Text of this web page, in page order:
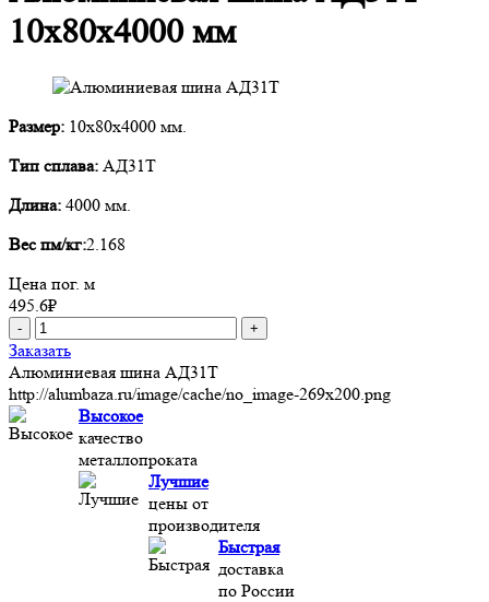
10х80х4000 мм
Размер: 10х80х4000 мм.
Тип сплава: АД31Т
Длина: 4000 мм.
Вес пм/кг:2.168
Цена пог. м
495.6₽
- +
Заказать
Алюминиевая шина АД31Т
http://alumbaza.ru/image/cache/no_image-269x200.png
Высокое
качество
металлопроката
Лучшие
цены от
производителя
Быстрая
доставка
по России